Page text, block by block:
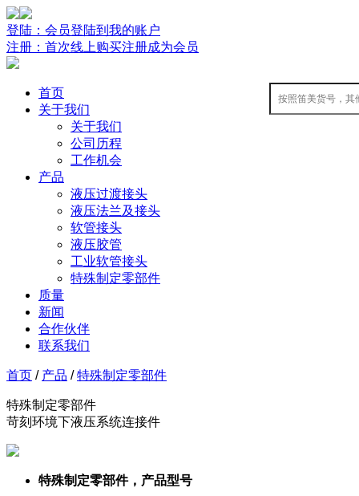
登陆：会员登陆到我的账户
注册：首次线上购买注册成为会员
首页
关于我们
关于我们
公司历程
工作机会
产品
液压过渡接头
液压法兰及接头
软管接头
液压胶管
工业软管接头
特殊制定零部件
质量
新闻
合作伙伴
联系我们
首页 / 产品 /特殊制定零部件
特殊制定零部件
苛刻环境下液压系统连接件
特殊制定零部件，产品型号